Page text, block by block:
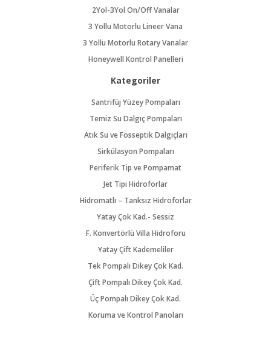
2Yol-3Yol On/Off Vanalar
3 Yollu Motorlu Lineer Vana
3 Yollu Motorlu Rotary Vanalar
Honeywell Kontrol Panelleri
Kategoriler
Santrifüj Yüzey Pompaları
Temiz Su Dalgıç Pompaları
Atık Su ve Fosseptik Dalgıçları
Sirkülasyon Pompaları
Periferik Tip ve Pompamat
Jet Tipi Hidroforlar
Hidromatlı – Tanksız Hidroforlar
Yatay Çok Kad.- Sessiz
F. Konvertörlü Villa Hidroforu
Yatay Çift Kademeliler
Tek Pompalı Dikey Çok Kad.
Çift Pompalı Dikey Çok Kad.
Üç Pompalı Dikey Çok Kad.
Koruma ve Kontrol Panoları